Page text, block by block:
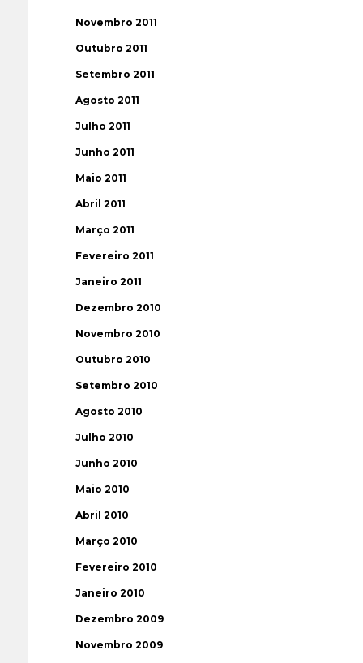
Novembro 2011
Outubro 2011
Setembro 2011
Agosto 2011
Julho 2011
Junho 2011
Maio 2011
Abril 2011
Março 2011
Fevereiro 2011
Janeiro 2011
Dezembro 2010
Novembro 2010
Outubro 2010
Setembro 2010
Agosto 2010
Julho 2010
Junho 2010
Maio 2010
Abril 2010
Março 2010
Fevereiro 2010
Janeiro 2010
Dezembro 2009
Novembro 2009